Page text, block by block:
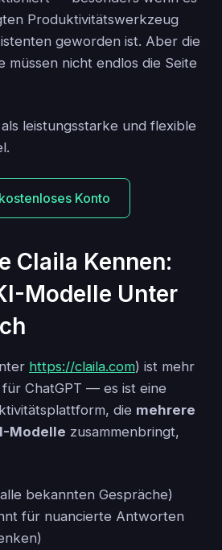
Produktivitätswerkzeug
geworden ist. Aber die
müssen nicht endlos die Seite
als leistungsstarke und flexible
Konto
Claila Kennen:
Modelle Unter
https://claila.com) ist mehr
ChatGPT — es ist eine
die mehrere
Modelle zusammenbringt,
bekannten Gespräche)
für nuancierte Antworten